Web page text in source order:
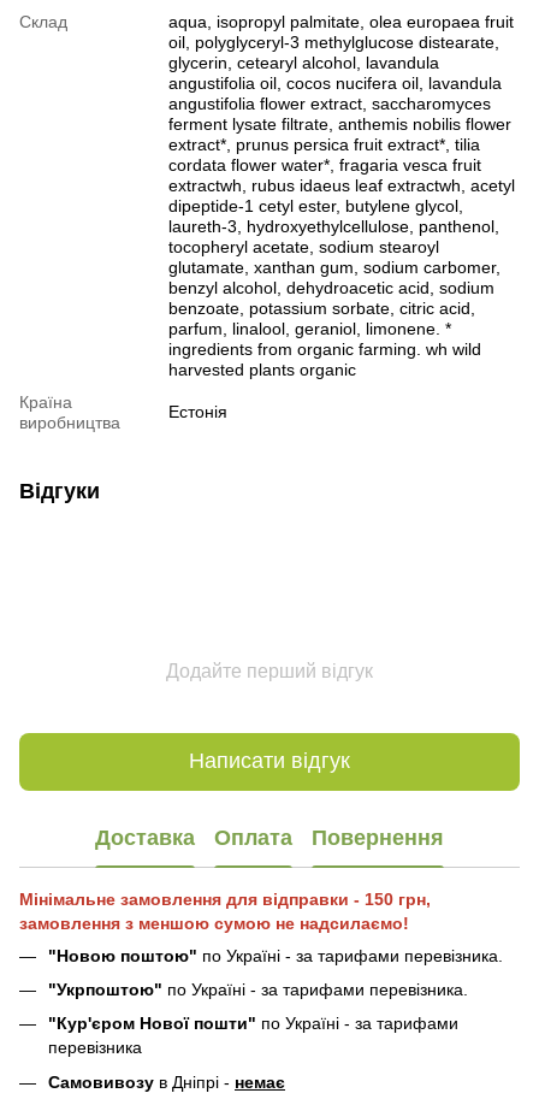
Склад
aqua, isopropyl palmitate, olea europaea fruit
oil, polyglyceryl-3 methylglucose distearate,
glycerin, cetearyl alcohol, lavandula
angustifolia oil, cocos nucifera oil, lavandula
angustifolia flower extract, saccharomyces
ferment lysate filtrate, anthemis nobilis flower
extract*, prunus persica fruit extract*, tilia
cordata flower water*, fragaria vesca fruit
extractwh, rubus idaeus leaf extractwh, acetyl
dipeptide-1 cetyl ester, butylene glycol,
laureth-3, hydroxyethylcellulose, panthenol,
tocopheryl acetate, sodium stearoyl
glutamate, xanthan gum, sodium carbomer,
benzyl alcohol, dehydroacetic acid, sodium
benzoate, potassium sorbate, citric acid,
parfum, linalool, geraniol, limonene. *
ingredients from organic farming. wh wild
harvested plants organic
Країна
виробництва
Естонія
Відгуки
Додайте перший відгук
Написати відгук
Доставка Оплата Повернення
Мінімальне замовлення для відправки - 150 грн,
замовлення з меншою сумою не надсилаємо!
"Новою поштою" по Україні - за тарифами перевізника.
"Укрпоштою" по Україні - за тарифами перевізника.
"Кур'єром Нової пошти" по Україні - за тарифами
перевізника
Самовивозу в Дніпрі - немає